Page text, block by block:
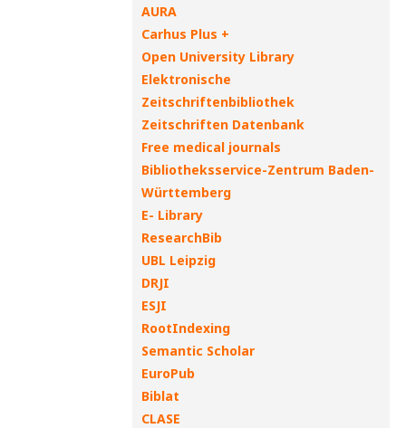
AURA
Carhus Plus +
Open University Library
Elektronische
Zeitschriftenbibliothek
Zeitschriften Datenbank
Free medical journals
Bibliotheksservice-Zentrum Baden-
Württemberg
E- Library
ResearchBib
UBL Leipzig
DRJI
ESJI
RootIndexing
Semantic Scholar
EuroPub
Biblat
CLASE